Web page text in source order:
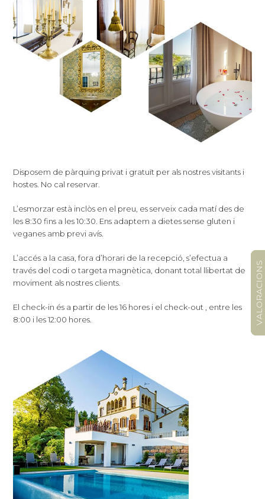
Disposem de pàrquing privat i gratuït per als nostres visitants i
hostes. No cal reservar.
L’esmorzar està inclòs en el preu, es serveix cada matí des de
les 8:30 fins a les 10:30. Ens adaptem a dietes sense gluten i
veganes amb previ avís.
L’accés a la casa, fora d’horari de la recepció, s’efectua a
través del codi o targeta magnètica, donant total llibertat de
moviment als nostres clients.
El check-in és a partir de les 16 hores i el check-out , entre les
8:00 i les 12:00 hores.
VALORACIONS